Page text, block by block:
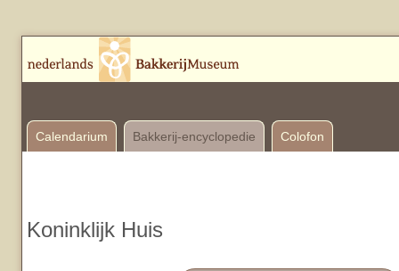
Calendarium Bakkerij-encyclopedie Colofon
Koninklijk Huis